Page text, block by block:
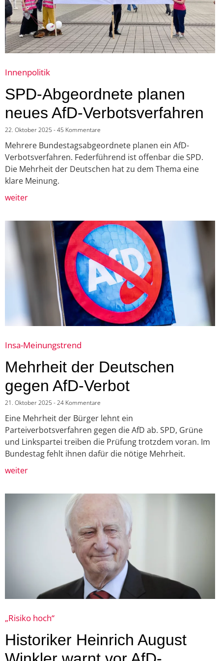
Innenpolitik
SPD-Abgeordnete planen
neues AfD-Verbotsverfahren
22. Oktober 2025 45 Kommentare
Mehrere Bundestagsabgeordnete planen ein AfD-
Verbotsverfahren. Federführend ist offenbar die SPD.
Die Mehrheit der Deutschen hat zu dem Thema eine
klare Meinung.
weiter
Insa-Meinungstrend
Mehrheit der Deutschen
gegen AfD-Verbot
21. Oktober 2025 24 Kommentare
Eine Mehrheit der Bürger lehnt ein
Parteiverbotsverfahren gegen die AfD ab. SPD, Grüne
und Linkspartei treiben die Prüfung trotzdem voran. Im
Bundestag fehlt ihnen dafür die nötige Mehrheit.
weiter
„Risiko hoch“
Historiker Heinrich August